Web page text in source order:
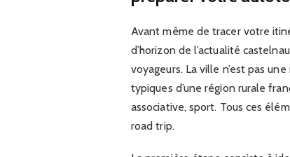
Avant même de tracer votre
d’horizon de l’actualité
voyageurs. La ville n’est pas
typiques d’une région rurale
associative, sport. Tous ces
road trip.